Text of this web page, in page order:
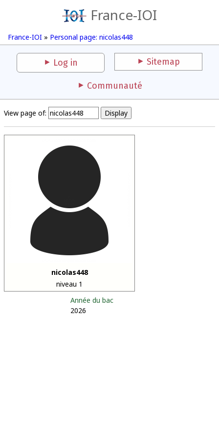
France-IOI
France-IOI » Personal page: nicolas448
Log in Sitemap
Communauté
View page of:
nicolas448
niveau 1
Année du bac
2026